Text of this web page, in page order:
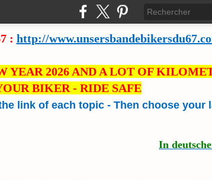
: http://
YEAR 2026 AND A LOT OF
BIKER - RIDE SAFE
link of each topic - Then choose your
In